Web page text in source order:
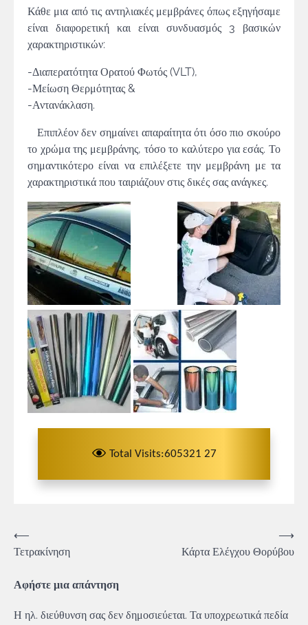
Κάθε μια από τις αντηλιακές μεμβράνες όπως εξηγήσαμε
είναι διαφορετική και είναι συνδυασμός 3 βασικών
χαρακτηριστικών:
-Διαπερατότητα Ορατού Φωτός (VLT),
-Μείωση Θερμότητας &
-Αντανάκλαση.
Επιπλέον δεν σημαίνει απαραίτητα ότι όσο πιο σκούρο
το χρώμα της μεμβράνης, τόσο το καλύτερο για εσάς. Το
σημαντικότερο είναι να επιλέξετε την μεμβράνη με τα
χαρακτηριστικά που ταιριάζουν στις δικές σας ανάγκες.
Total Visits:605321 27
Πλοήγηση
άρθρων
⟵
Τετρακίνηση
Κάρτα Ελέγχου Θορύβου
⟶
Αφήστε μια απάντηση
Η ηλ. διεύθυνση σας δεν δημοσιεύεται. Τα υποχρεωτικά πεδία